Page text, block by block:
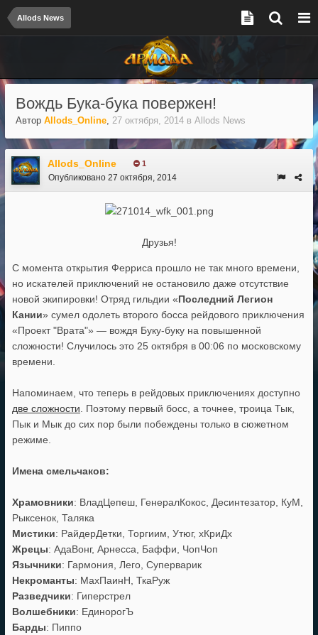
Allods News
Вождь Бука-бука повержен!
Автор Allods_Online, 27 октября, 2014 в Allods News
Allods_Online 1
Опубликовано 27 октября, 2014
Друзья!
С момента открытия Ферриса прошло не так много времени,
но искателей приключений не остановило даже отсутствие
новой экипировки! Отряд гильдии «Последний Легион
Кании» сумел одолеть второго босса рейдового приключения
«Проект "Врата"» — вождя Буку-буку на повышенной
сложности! Случилось это 25 октября в 00:06 по московскому
времени.
Напоминаем, что теперь в рейдовых приключениях доступно
две сложности. Поэтому первый босс, а точнее, троица Тык,
Пык и Мык до сих пор были побеждены только в сюжетном
режиме.
Имена смельчаков:
Храмовники: ВладЦепеш, ГенералКокос, Десинтезатор, КуМ,
Рыксенок, Таляка
Мистики: РайдерДетки, Торгиим, Утюг, хКриДх
Жрецы: АдаВонг, Арнесса, Баффи, ЧопЧоп
Язычники: Гармония, Лего, Суперварик
Некроманты: МахПаинН, ТкаРуж
Разведчики: Гиперстрел
Волшебники: ЕдинорогЪ
Барды: Пиппо